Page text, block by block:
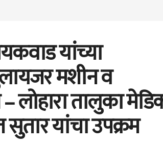
यांच्या
मशीन व
लोहारा तालुका
यांचा उपक्रम